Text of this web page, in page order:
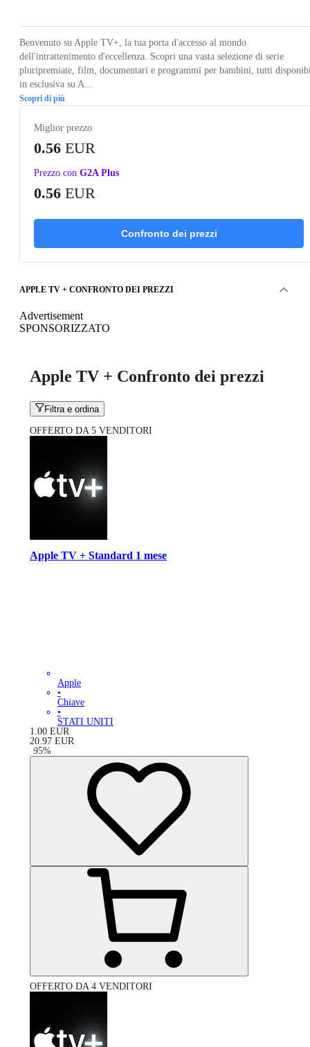
Benvenuto su Apple TV+, la tua porta d'accesso al mondo
dell'intrattenimento d'eccellenza. Scopri una vasta selezione di serie
pluripremiate, film, documentari e programmi per bambini, tutti
in esclusiva su A...
Scopri di più
Miglior prezzo
0.56 EUR
Prezzo con G2A Plus
0.56 EUR
Confronto dei prezzi
APPLE TV + CONFRONTO DEI PREZZI
Advertisement
SPONSORIZZATO
Apple TV + Confronto dei prezzi
Filtra e ordina
OFFERTO DA 5 VENDITORI
Apple TV + Standard 1 mese
Apple
•
Chiave
•
STATI UNITI
1.00 EUR
20.97 EUR
-95%
OFFERTO DA 4 VENDITORI